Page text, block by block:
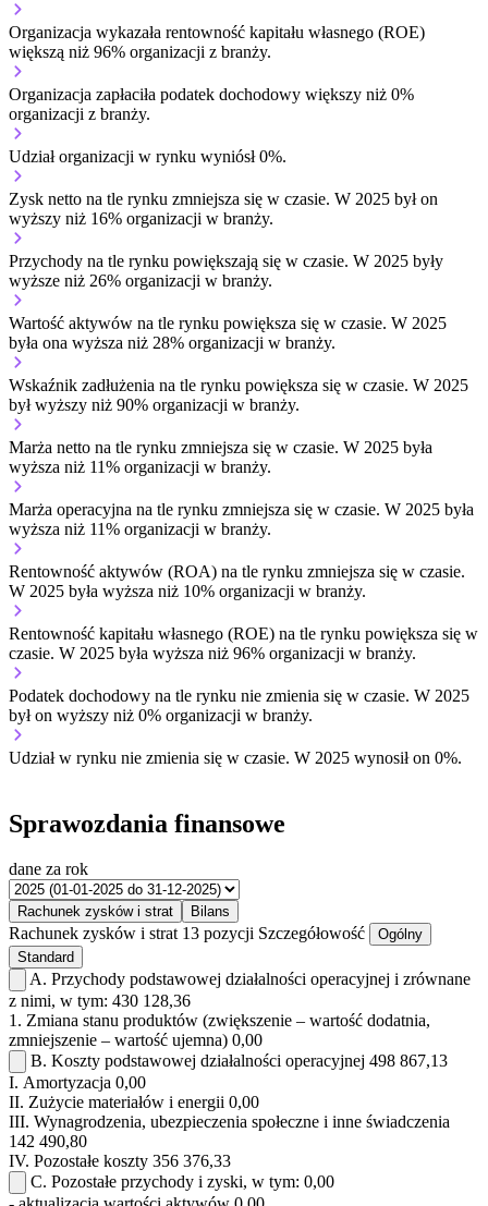
Organizacja wykazała rentowność kapitału własnego (ROE)
większą niż 96% organizacji z branży.
Organizacja zapłaciła podatek dochodowy większy niż 0%
organizacji z branży.
Udział organizacji w rynku wyniósł 0%.
Zysk netto na tle rynku zmniejsza się w czasie. W 2025 był on
wyższy niż 16% organizacji w branży.
Przychody na tle rynku powiększają się w czasie. W 2025 były
wyższe niż 26% organizacji w branży.
Wartość aktywów na tle rynku powiększa się w czasie. W 2025
była ona wyższa niż 28% organizacji w branży.
Wskaźnik zadłużenia na tle rynku powiększa się w czasie. W 2025
był wyższy niż 90% organizacji w branży.
Marża netto na tle rynku zmniejsza się w czasie. W 2025 była
wyższa niż 11% organizacji w branży.
Marża operacyjna na tle rynku zmniejsza się w czasie. W 2025 była
wyższa niż 11% organizacji w branży.
Rentowność aktywów (ROA) na tle rynku zmniejsza się w czasie.
W 2025 była wyższa niż 10% organizacji w branży.
Rentowność kapitału własnego (ROE) na tle rynku powiększa się w
czasie. W 2025 była wyższa niż 96% organizacji w branży.
Podatek dochodowy na tle rynku nie zmienia się w czasie. W 2025
był on wyższy niż 0% organizacji w branży.
Udział w rynku nie zmienia się w czasie. W 2025 wynosił on 0%.
Sprawozdania finansowe
dane za rok
Rachunek zysków i strat Bilans
Rachunek zysków i strat 13 pozycji Szczegółowość
Ogólny
Standard
A. Przychody podstawowej działalności operacyjnej i zrównane
z nimi, w tym: 430 128,36
1. Zmiana stanu produktów (zwiększenie – wartość dodatnia,
zmniejszenie – wartość ujemna) 0,00
B. Koszty podstawowej działalności operacyjnej 498 867,13
I. Amortyzacja 0,00
II. Zużycie materiałów i energii 0,00
III. Wynagrodzenia, ubezpieczenia społeczne i inne świadczenia
142 490,80
IV. Pozostałe koszty 356 376,33
C. Pozostałe przychody i zyski, w tym: 0,00